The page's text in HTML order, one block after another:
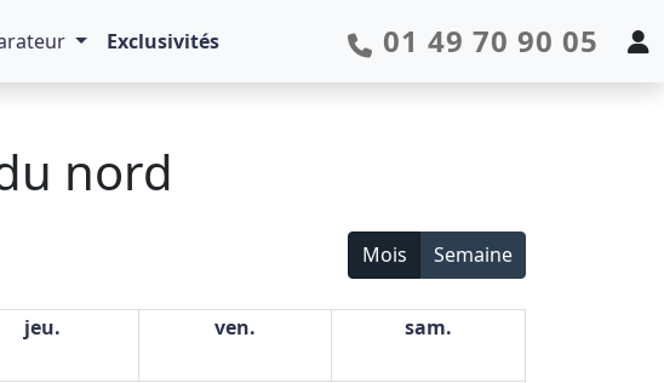
Exclusivités 01 49 70 90 05
nord
Mois Semaine
jeu. ven. sam.